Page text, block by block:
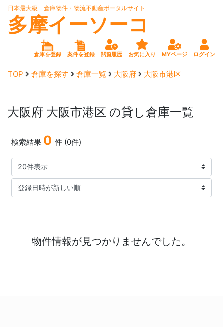
日本最大級 倉庫物件・物流不動産ポータルサイト
多摩イーソーコ
倉庫を登録 案件を登録 閲覧履歴 お気に入り MYページ ログイン
TOP 倉庫を探す 倉庫一覧 大阪府 大阪市港区
大阪府 大阪市港区 の貸し倉庫一覧
検索結果 0 件 (0件)
物件情報が見つかりませんでした。